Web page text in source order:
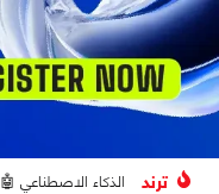
ترند الذكاء الاصطناعي 🤖